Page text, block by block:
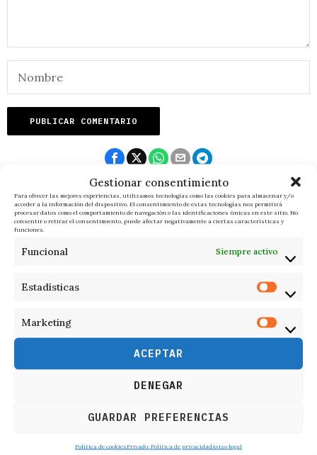
Gestionar consentimiento
Para ofrecer las mejores experiencias, utilizamos tecnologías como las cookies para almacenar y/o
acceder a la información del dispositivo. El consentimiento de estas tecnologías nos permitirá
procesar datos como el comportamiento de navegación o las identificaciones únicas en este sitio. No
consentir o retirar el consentimiento, puede afectar negativamente a ciertas características y
funciones.
Funcional Siempre activo
Estadísticas
Marketing
ACEPTAR
DENEGAR
GUARDAR PREFERENCIAS
Política de cookiesPrivado: Política de privacidadAviso legal
RELACIONADOS